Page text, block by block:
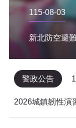
115-08-03
新北防空避
警政公告
2026城鎮韌性演